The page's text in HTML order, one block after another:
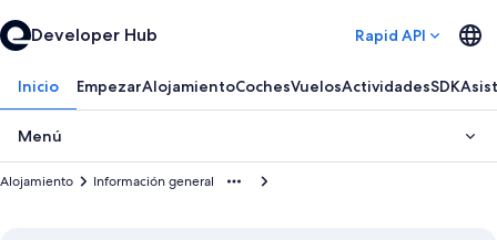
Developer Hub Rapid API
Inicio EmpezarAlojamientoCochesVuelosActividadesSDK
Menú
Información general
Alojamiento